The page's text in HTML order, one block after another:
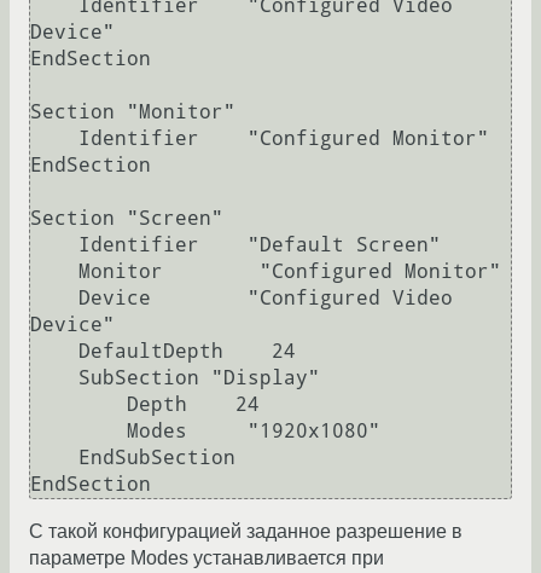
Device"
EndSection
Section "Monitor"
EndSection
Section "Screen"
Device"
EndSection
С такой конфигурацией заданное разрешение в
параметре Modes устанавливается при